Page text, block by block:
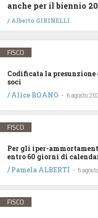
anche per il biennio
/ Alberto GIRINELLI
FISCO
Codificata la
soci
/Alice BOANO - 6 agosto
FISCO
Per gli iper-
entro 60 giorni di
/Pamela ALBERTI - 6
FISCO